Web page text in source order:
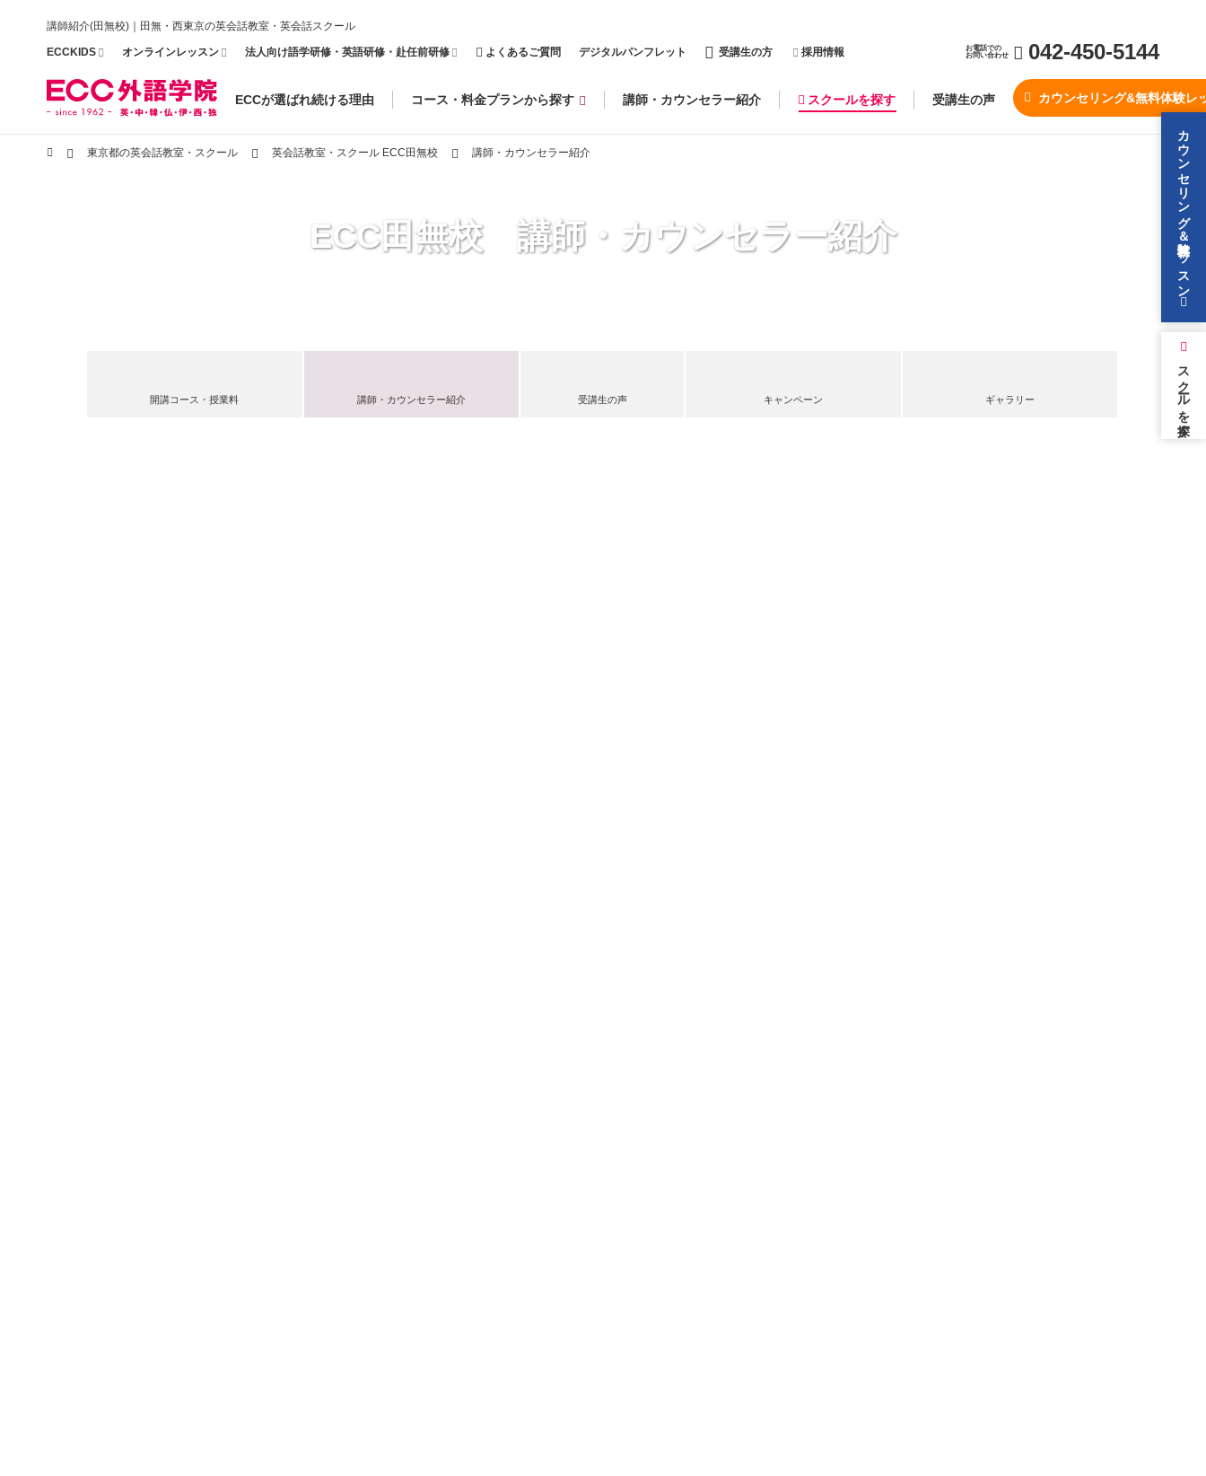
講師紹介(田無校)｜田無・西東京の英会話教室・英会話スクール
ECCKIDS オンラインレッスン 法人向け語学研修・英語研修・赴任前研修 よくあるご質問 デジタルパンフレット 受講生の方 採用情報
お電話での
お問い合わせ
042-450-5144
ECCが選ばれ続ける理由 コース・料金プランから探す 講師・カウンセラー紹介 スクールを探す 受講生の声 カウンセリング&無料体験レ
カウンセリング＆無料体験レッスン
スクールを探す
東京都の英会話教室・スクール 英会話教室・スクール ECC田無校 講師・カウンセラー紹介
ECC田無校 講師・カウンセラー紹介
開講コース・授業料 講師・カウンセラー紹介 受講生の声 キャンペーン ギャラリー